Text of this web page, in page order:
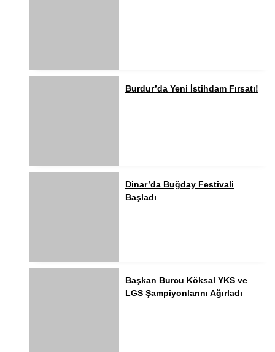
Burdur’da Yeni İstihdam Fırsatı!
Dinar’da Buğday Festivali
Başladı
Başkan Burcu Köksal YKS ve
LGS Şampiyonlarını Ağırladı